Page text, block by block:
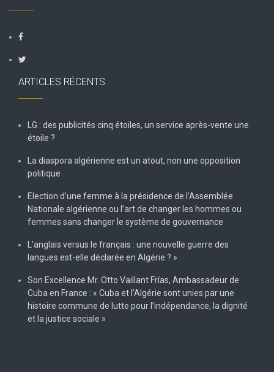
ARTICLES RÉCENTS
LG : des publicités cinq étoiles, un service après-vente une
étoile ?
La diaspora algérienne est un atout, non une opposition
politique
Election d’une femme à la présidence de l’Assemblée
Nationale algérienne ou l’art de changer les hommes ou
femmes sans changer le système de gouvernance
L’anglais versus le français : une nouvelle guerre des
langues est-elle déclarée en Algérie ? »
Son Excellence Mr. Otto Vaillant Frías, Ambassadeur de
Cuba en France : « Cuba et l’Algérie sont unies par une
histoire commune de lutte pour l’indépendance, la dignité
et la justice sociale »